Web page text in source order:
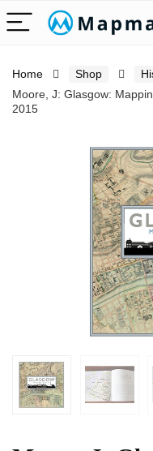
Home Shop
Moore, J: Glasgow:
2015